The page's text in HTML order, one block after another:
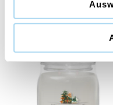
CHF